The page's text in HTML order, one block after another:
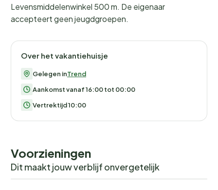
Levensmiddelenwinkel 500 m. De eigenaar
accepteert geen jeugdgroepen.
Over het vakantiehuisje
Gelegen inTrend
Aankomst vanaf 16:00 tot 00:00
Vertrektijd 10:00
Voorzieningen
Dit maakt jouw verblijf onvergetelijk